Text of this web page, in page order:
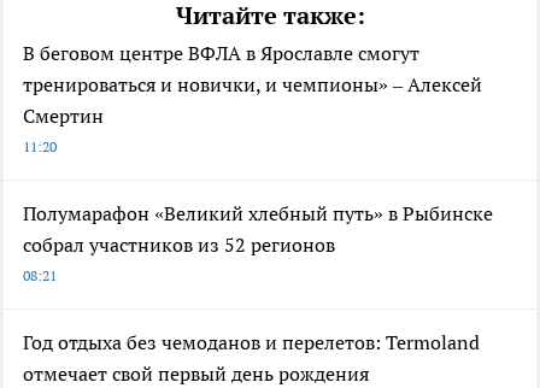
Читайте также:
В беговом центре ВФЛА в Ярославле смогут
тренироваться и новички, и чемпионы» – Алексей
Смертин
11:20
Полумарафон «Великий хлебный путь» в Рыбинске
собрал участников из 52 регионов
08:21
Год отдыха без чемоданов и перелетов: Termoland
отмечает свой первый день рождения